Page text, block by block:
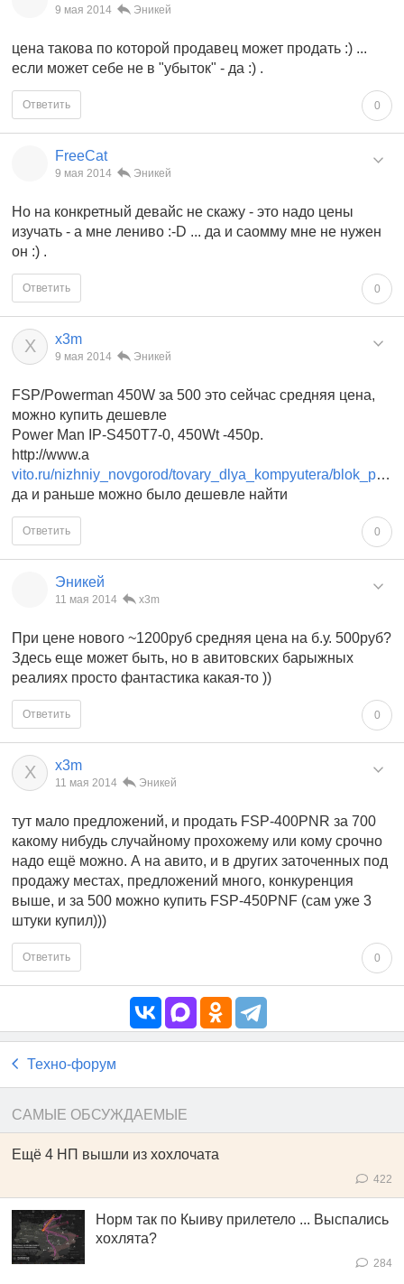
9 мая 2014 Эникей
цена такова по которой продавец может продать :) ...
если может себе не в "убыток" - да :) .
0
Ответить
FreeCat
9 мая 2014 Эникей
Но на конкретный девайс не скажу - это надо цены
изучать - а мне лениво :-D ... да и саомму мне не нужен
он :) .
0
Ответить
X x3m
9 мая 2014 Эникей
FSP/Powerman 450W за 500 это сейчас средняя цена,
можно купить дешевле
Power Man IP-S450T7-0, 450Wt -450p.
http://www.a
vito.ru/nizhniy_novgorod/tovary_dlya_kompyutera/blok_pitaniya_450wt_329191145
да и раньше можно было дешевле найти
0
Ответить
Эникей
11 мая 2014 x3m
При цене нового ~1200руб средняя цена на б.у. 500руб?
Здесь еще может быть, но в авитовских барыжных
реалиях просто фантастика какая-то ))
0
Ответить
X x3m
11 мая 2014 Эникей
тут мало предложений, и продать FSP-400PNR за 700
какому нибудь случайному прохожему или кому срочно
надо ещё можно. А на авито, и в других заточенных под
продажу местах, предложений много, конкуренция
выше, и за 500 можно купить FSP-450PNF (сам уже 3
штуки купил)))
0
Ответить
Техно-форум
САМЫЕ ОБСУЖДАЕМЫЕ
Ещё 4 НП вышли из хохлочата
422
Норм так по Кыиву прилетело ... Выспались
хохлята?
284